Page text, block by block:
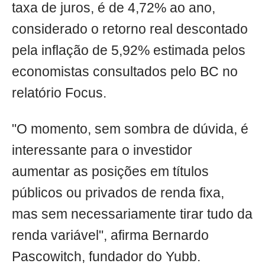
taxa de juros, é de 4,72% ao ano,
considerado o retorno real descontado
pela inflação de 5,92% estimada pelos
economistas consultados pelo BC no
relatório Focus.
"O momento, sem sombra de dúvida, é
interessante para o investidor
aumentar as posições em títulos
públicos ou privados de renda fixa,
mas sem necessariamente tirar tudo da
renda variável", afirma Bernardo
Pascowitch, fundador do Yubb.